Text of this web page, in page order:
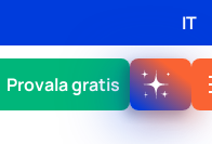
IT
Provala gratis